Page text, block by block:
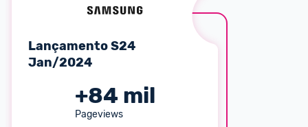
Lançamento S24
Jan/2024
+84 mil
Pageviews